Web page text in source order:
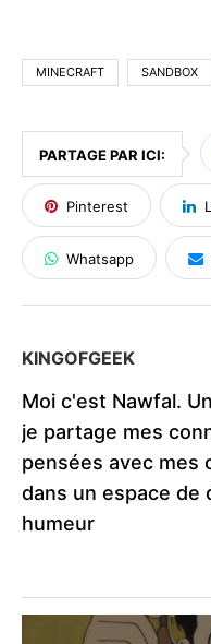
MINECRAFT SANDBOX
PARTAGE PAR ICI:
Pinterest
Whatsapp
KINGOFGEEK
Moi c'est Nawfal.
je partage mes
pensées avec mes
dans un espace de
humeur